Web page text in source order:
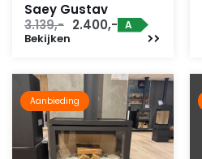
Saey Gustav
3.139,- Oorspronkelijke
prijs
3.139,-.
2.400,- Huidige
2.400,-.
A
Bekijken
Aanbieding